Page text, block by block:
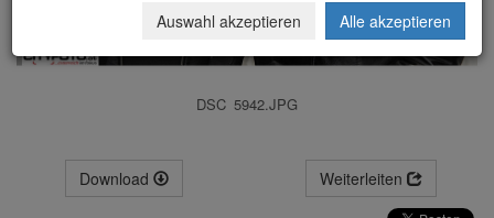
DSC_5942.JPG
Download Weiterleiten
Auswahl akzeptieren Alle akzeptieren